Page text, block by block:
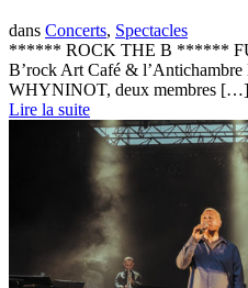
dans Concerts, Spectacles
****** ROCK THE B ******
B’rock Art Café &
WHYNINOT, deux membres […]
Lire la suite